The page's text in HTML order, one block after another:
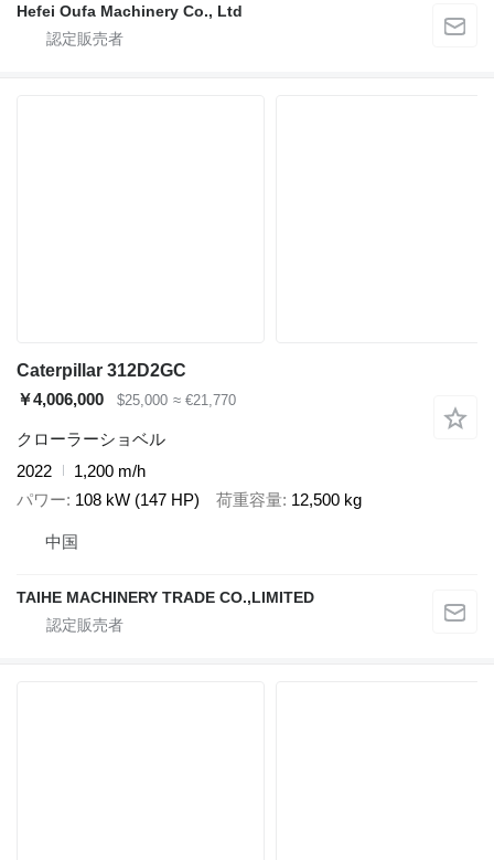
Hefei Oufa Machinery Co., Ltd
Caterpillar 312D2GC
￥4,006,000
$25,000 ≈ €21,770
クローラーショベル
2022
1,200 m/h
パワー 108 kW (147 HP) 荷重容量 12,500 kg
中国
TAIHE MACHINERY TRADE CO.,LIMITED